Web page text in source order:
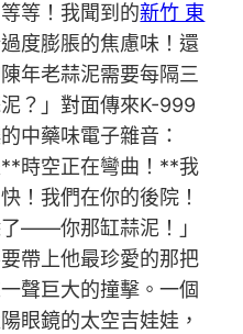
等！我聞到的新竹 東
度膨脹的焦慮味！還
年老蒜泥需要每隔三
？」對面傳來K-999
中藥味電子雜音：
**時空正在彎曲！**我
！我們在你的後院！
——你那缸蒜泥！」
帶上他最珍愛的那把
聲巨大的撞擊。一個
眼鏡的太空吉娃娃，